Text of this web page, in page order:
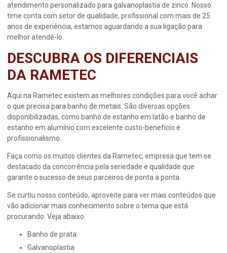
atendimento personalizado para galvanoplastia de zinco . Nosso
time conta com setor de qualidade, profissional com mais de 25
anos de experiência, estamos aguardando a sua ligação para
melhor atendê-lo.
DESCUBRA OS DIFERENCIAIS
DA RAMETEC
Aqui na Rametec existem as melhores condições para você achar
o que precisa para banho de metais. São diversas opções
disponibilizadas, como banho de estanho em latão e banho de
estanho em alumínio com excelente custo-benefício e
profissionalismo.
Faça como os muitos clientes da Rametec, empresa que tem se
destacado da concorrência pela seriedade e qualidade que
garante o sucesso de seus parceiros de ponta a ponta.
Se curtiu nosso conteúdo, aproveite para ver mais conteúdos que
vão adicionar mais conhecimento sobre o tema que está
procurando. Veja abaixo:
banho de prata
galvanoplastia